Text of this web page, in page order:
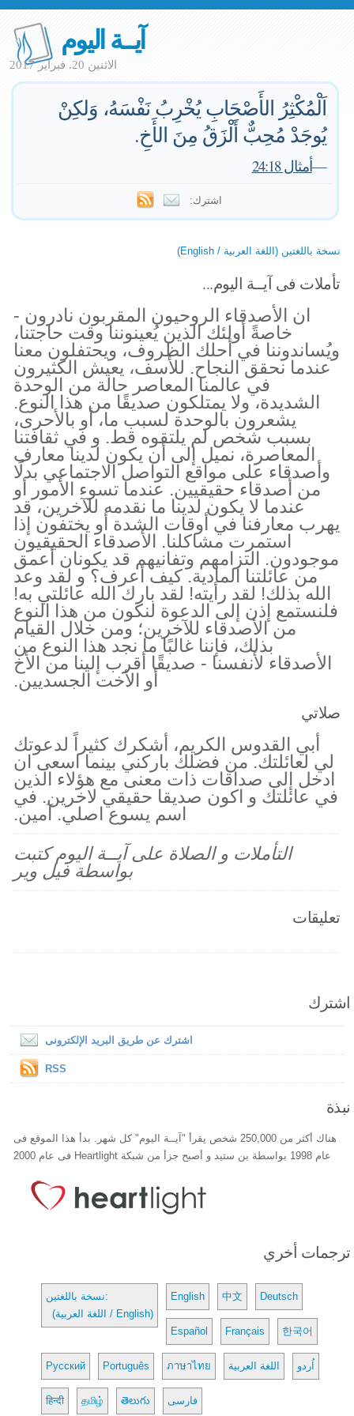
آيــة اليوم
الاثنين 20. فبراير 2017
اَلْمُكْثِرُ الأَصْحَابِ يُخْرِبُ نَفْسَهُ، وَلكِنْ
يُوجَدْ مُحِبٌّ أَلْزَقُ مِنَ الأَخِ.
—أمثال 24:18
اشترك:
نسخة باللغتين (اللغة العربية / English)
تأملات فى آيــة اليوم...
ان الأصدقاء الروحيون المقربون نادرون -
خاصةً أولئك الذين يُعينوننا وقت حاجتنا،
ويُساندوننا في أحلك الظروف، ويحتفلون معنا
عندما نحقق النجاح. للأسف، يعيش الكثيرون
في عالمنا المعاصر حالة من الوحدة
الشديدة، ولا يمتلكون صديقًا من هذا النوع.
يشعرون بالوحدة لسبب ما، أو بالأحرى،
بسبب شخص لم يلتقوه قط. و في ثقافتنا
المعاصرة، نميل إلى أن يكون لدينا معارف
وأصدقاء على مواقع التواصل الاجتماعي بدلًا
من أصدقاء حقيقيين. عندما تسوء الأمور أو
عندما لا يكون لدينا ما نقدمه للآخرين، قد
يهرب معارفنا في أوقات الشدة أو يختفون إذا
استمرت مشاكلنا. الأصدقاء الحقيقيون
موجودون. التزامهم وتفانيهم قد يكونان أعمق
من عائلتنا المادية. كيف أعرف؟ و لقد وعد
الله بذلك! لقد رأيته! لقد بارك الله عائلتي به!
فلنستمع إذن إلى الدعوة لنكون من هذا النوع
من الأصدقاء للآخرين؛ ومن خلال القيام
بذلك، فإننا غالبًا ما نجد هذا النوع من
الأصدقاء لأنفسنا - صديقًا أقرب إلينا من الأخ
أو الأخت الجسديين.
صلاتي
أبي القدوس الكريم، أشكرك كثيراً لدعوتك
لي لعائلتك. من فضلك باركني بينما اسعى ان
ادخل إلى صداقات ذات معنى مع هؤلاء الذين
في عائلتك و اكون صديقا حقيقي لاخرين. في
اسم يسوع اصلي. آمين.
التأملات و الصلاة على آيــة اليوم كتبت
بواسطة فيل وير
تعليقات
اشترك
اشترك عن طريق البريد الإلكترونى
RSS
نبذة
هناك أكثر من 250,000 شخص يقرأ "آيــة اليوم" كل شهر. بدأ هذا الموقع فى
عام 1998 بواسطة بن ستيد و أصبح جزأ من شبكة Heartlight فى عام 2000
ترجمات أخري
نسخة باللغتين:
(اللغة العربية / English)
English 中文 Deutsch
Español Français 한국어
Русский Português ภาษาไทย اللغة العربية اُردو
हिन्दी தமிழ் తెలుగు فارسی